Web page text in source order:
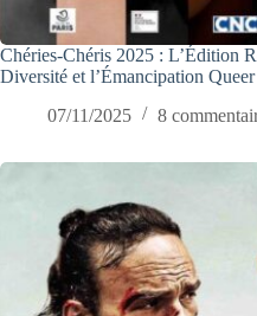
Chéries-Chéris 2025 : L’Édition
Diversité et l’Émancipation Queer
07/11/2025
8